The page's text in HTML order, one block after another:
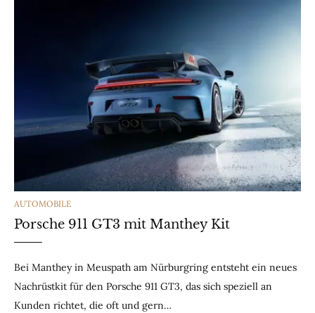
CATEGORIES
AUTOMOBILE
Porsche 911 GT3 mit Manthey Kit
Bei Manthey in Meuspath am Nürburgring entsteht ein neues
Nachrüstkit für den Porsche 911 GT3, das sich speziell an
Kunden richtet, die oft und gern…